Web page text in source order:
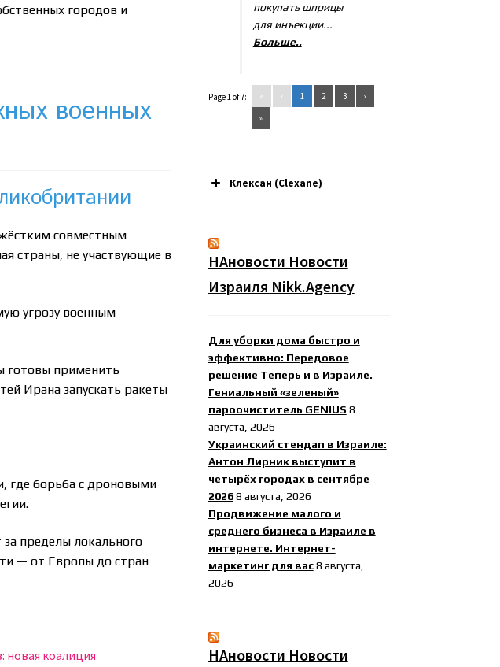
городов и
военных
совместным
страны, не участвующие в
угрозу военным
готовы применить
Ирана запускать ракеты
где борьба с дроновыми
пределы локального
— от Европы до стран
новая коалиция
покупать шприцы
для инъекции...
Больше..
Page 1 of 7: ‹ 1 2 3
›
»
Клексан (Clexane)
НАновости Новости
Израиля Nikk.Agency
Для уборки дома быстро и
эффективно: Передовое
решение Теперь и в Израиле.
Гениальный «зеленый»
пароочиститель GENIUS 8
августа, 2026
Украинский стендап в Израиле:
Антон Лирник выступит в
четырёх городах в сентябре
2026 8 августа, 2026
Продвижение малого и
среднего бизнеса в Израиле в
интернете. Интернет-
маркетинг для вас 8 августа,
2026
НАновости Новости